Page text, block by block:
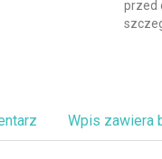
przed
Wpis zawiera